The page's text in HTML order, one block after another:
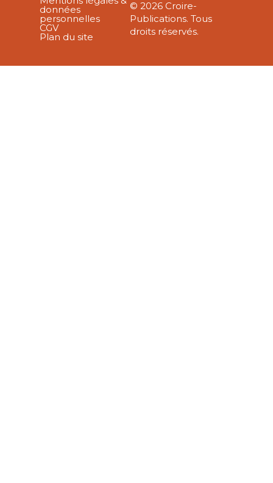
données
personnelles
CGV
Plan du site
© 2026 Croire-
Publications. Tous
droits réservés.